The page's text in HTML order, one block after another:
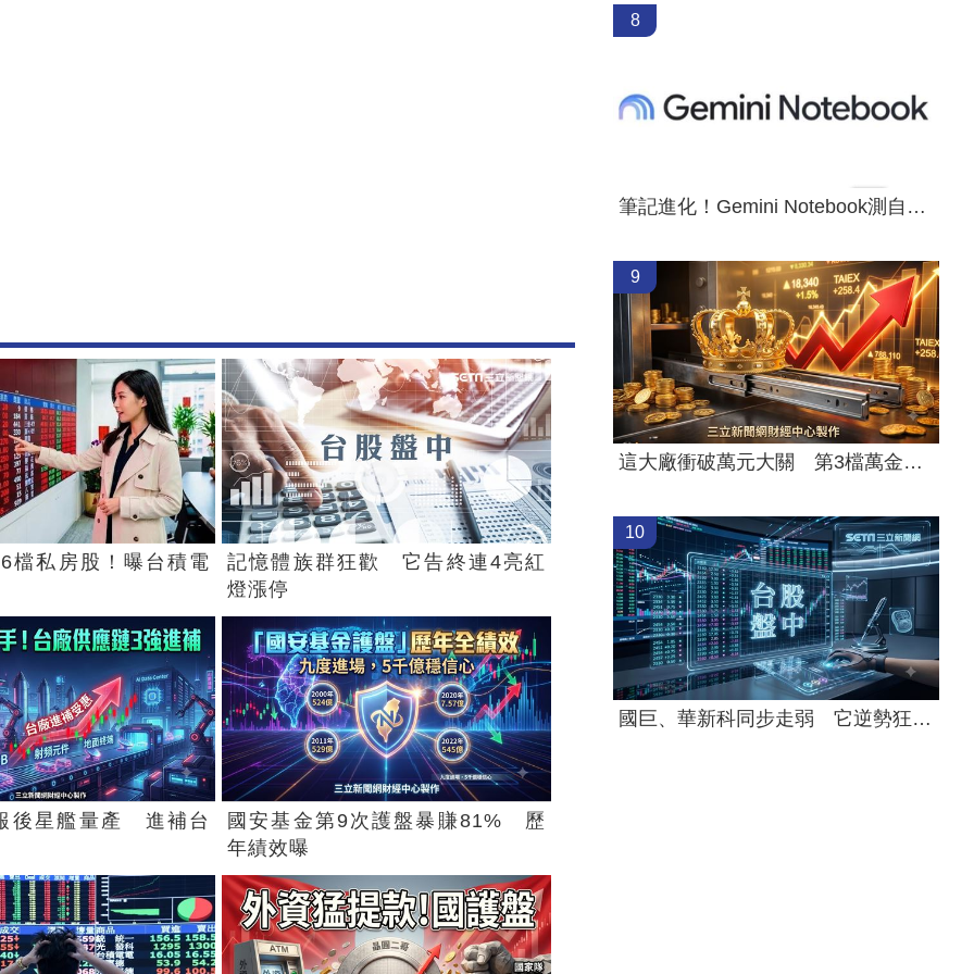
檔私房股！曝台積電
記憶體族群狂歡 它告終連4亮紅
燈漲停
後星艦量產 進補台
國安基金第9次護盤暴賺81% 歷
年績效曝
8
筆記進化！Gemini Notebook測自製App
9
這大廠衝破萬元大關 第3檔萬金股誕生
10
國巨、華新科同步走弱 它逆勢狂飆5%